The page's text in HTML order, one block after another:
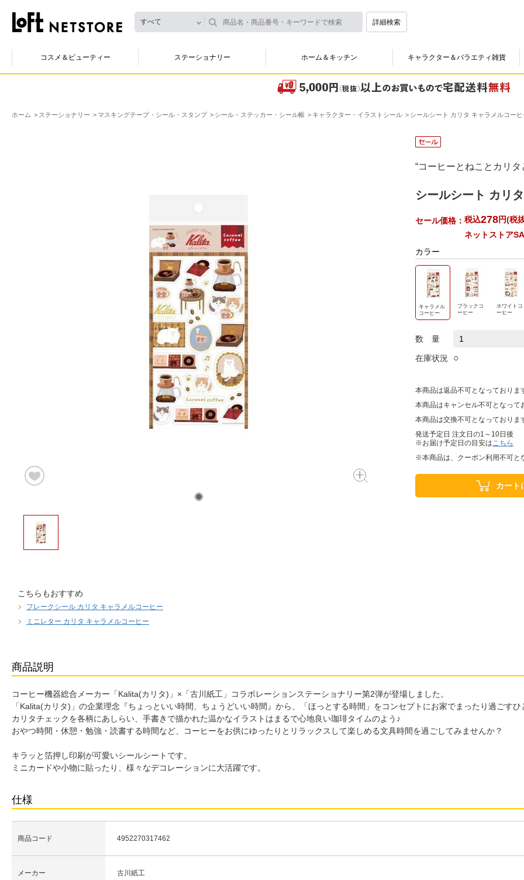
すべて 詳細検索
コスメ＆ビューティー ステーショナリー ホーム＆キッチン キャラクター＆バラエティ雑貨
ホーム ステーショナリー マスキングテープ・シール・スタンプ シール・ステッカー・シール帳 キャラクター・イラストシール シールシート カリタ キャラメルコーヒ
“コーヒーとねことカリ
シールシート カリ
セール価格： 税込278円(税
ネットストア
カラー
キャラメル
コーヒー
ブラックコ
ーヒー
ホワイトコ
ーヒー
数 量
在庫状況 ○
本商品は返品不可となっておりま
本商品はキャンセル不可となって
本商品は交換不可となっておりま
発送予定日 注文日の1～10日後
※お届け予定日の目安はこちら
※本商品は、クーポン利用不可と
カート
こちらもおすすめ
フレークシール カリタ キャラメルコーヒー
ミニレター カリタ キャラメルコーヒー
商品説明
コーヒー機器総合メーカー「Kalita(カリタ)」×「古川紙工」コラボレーションステーショナリー第2弾が登場しました。
「Kalita(カリタ)」の企業理念『ちょっといい時間、ちょうどいい時間』から、「ほっとする時間」をコンセプトにお家でまったり過ごすひ
カリタチェックを各柄にあしらい、手書きで描かれた温かなイラストはまるで心地良い珈琲タイムのよう♪
おやつ時間・休憩・勉強・読書する時間など、コーヒーをお供にゆったりとリラックスして楽しめる文具時間を過ごしてみませんか？
キラッと箔押し印刷が可愛いシールシートです。
ミニカードや小物に貼ったり、様々なデコレーションに大活躍です。
仕様
商品コード 4952270317462
メーカー 古川紙工